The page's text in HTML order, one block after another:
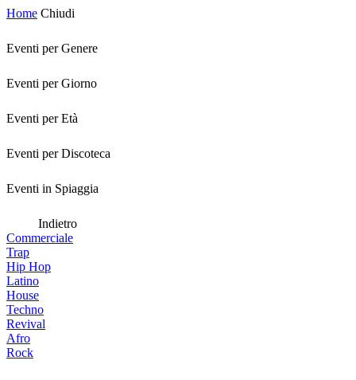
Home Chiudi
Eventi per Genere
Eventi per Giorno
Eventi per Età
Eventi per Discoteca
Eventi in Spiaggia
Indietro
Commerciale
Trap
Hip Hop
Latino
House
Techno
Revival
Afro
Rock